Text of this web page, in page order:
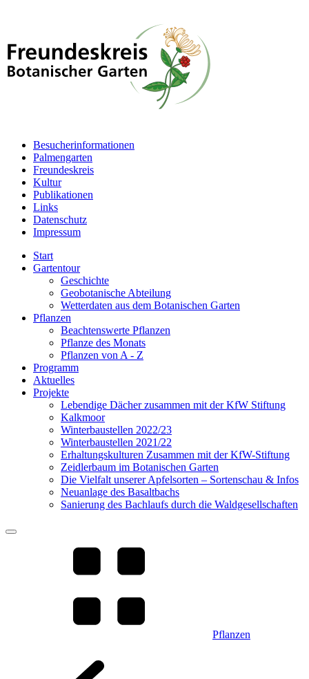
Besucherinformationen
Palmengarten
Freundeskreis
Kultur
Publikationen
Links
Datenschutz
Impressum
Start
Gartentour
Geschichte
Geobotanische Abteilung
Wetterdaten aus dem Botanischen Garten
Pflanzen
Beachtenswerte Pflanzen
Pflanze des Monats
Pflanzen von A - Z
Programm
Aktuelles
Projekte
Lebendige Dächer zusammen mit der KfW Stiftung
Kalkmoor
Winterbaustellen 2022/23
Winterbaustellen 2021/22
Erhaltungskulturen Zusammen mit der KfW-Stiftung
Zeidlerbaum im Botanischen Garten
Die Vielfalt unserer Apfelsorten – Sortenschau & Infos
Neuanlage des Basaltbachs
Sanierung des Bachlaufs durch die Waldgesellschaften
Pflanzen